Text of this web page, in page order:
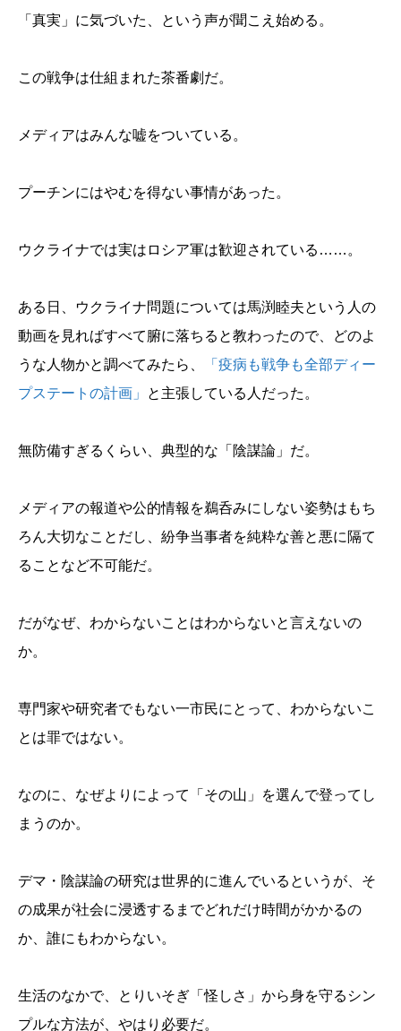
「真実」に気づいた、という声が聞こえ始める。
この戦争は仕組まれた茶番劇だ。
メディアはみんな嘘をついている。
プーチンにはやむを得ない事情があった。
ウクライナでは実はロシア軍は歓迎されている……。
ある日、ウクライナ問題については馬渕睦夫という人の
動画を見ればすべて腑に落ちると教わったので、どのよ
うな人物かと調べてみたら、
「疫病も戦争も全部ディー
プステートの計画」
と主張している人だった。
無防備すぎるくらい、典型的な「陰謀論」だ。
メディアの報道や公的情報を鵜呑みにしない姿勢はもち
ろん大切なことだし、紛争当事者を純粋な善と悪に隔て
ることなど不可能だ。
だがなぜ、わからないことはわからないと言えないの
か。
専門家や研究者でもない一市民にとって、わからないこ
とは罪ではない。
なのに、なぜよりによって「その山」を選んで登ってし
まうのか。
デマ・陰謀論の研究は世界的に進んでいるというが、そ
の成果が社会に浸透するまでどれだけ時間がかかるの
か、誰にもわからない。
生活のなかで、とりいそぎ「怪しさ」から身を守るシン
プルな方法が、やはり必要だ。